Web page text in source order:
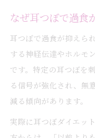
る方法
なぜ耳つぼで過食
耳つぼで過食が抑えら
する神経伝達やホルモ
です。特定の耳つぼを
る信号が強化され、無
減る傾向があります。
実際に耳つぼダイエッ